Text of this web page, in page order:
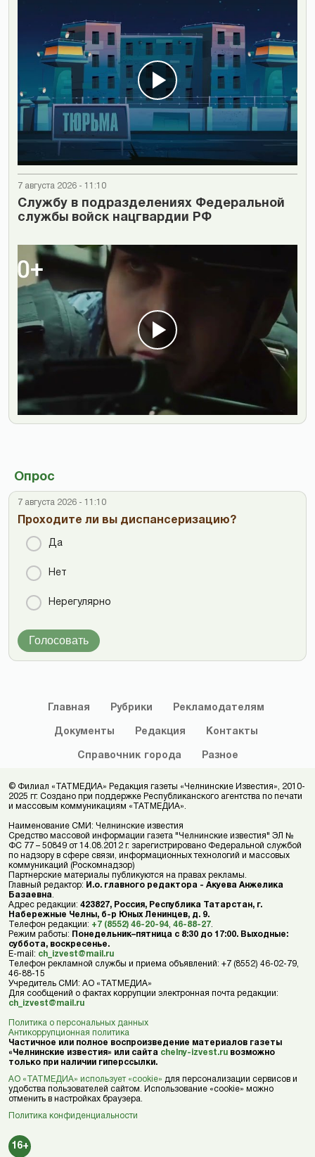
7 августа 2026 - 11:10
Cлужбу в подразделениях Федеральной
службы войск нацгвардии РФ
Опрос
7 августа 2026 - 11:10
Проходите ли вы диспансеризацию?
Да
Нет
Нерегулярно
Голосовать
Главная Рубрики Рекламодателям
Документы Редакция Контакты
Справочник города Разное
© Филиал «ТАТМЕДИА» Редакция газеты «Челнинские Известия», 2010-
2025 гг. Создано при поддержке Республиканского агентства по печати
и массовым коммуникациям «ТАТМЕДИА».
Наименование СМИ: Челнинские известия
Средство массовой информации газета "Челнинские известия" ЭЛ №
ФС 77 – 50849 от 14.08.2012 г. зарегистрировано Федеральной службой
по надзору в сфере связи, информационных технологий и массовых
коммуникаций (Роскомнадзор)
Партнерские материалы публикуются на правах рекламы.
Главный редактор: И.о. главного редактора - Акуева Анжелика
Базаевна
Адрес редакции: 423827, Россия, Республика Татарстан, г.
Набережные Челны, б-р Юных Ленинцев, д. 9.
Телефон редакции: +7 (8552) 46-20-94 46-88-27
Режим работы: Понедельник–пятница с 8:30 до 17:00. Выходные:
суббота, воскресенье.
E-mail: ch_izvest@mail.ru
Телефон рекламной службы и приема объявлений: +7 (8552) 46-02-79,
46-88-15
Учредитель СМИ: АО «ТАТМЕДИА»
Для сообщений о фактах коррупции электронная почта редакции:
ch_izvest@mail.ru
Политика о персональных данных
Антикоррупционная политика
Частичное или полное воспроизведение материалов газеты
«Челнинские известия» или сайта chelny-izvest.ru возможно
только при наличии гиперссылки.
АО «ТАТМЕДИА» использует «cookie» для персонализации сервисов и
удобства пользователей сайтом. Использование «cookie» можно
отменить в настройках браузера.
Политика конфиденциальности
16+